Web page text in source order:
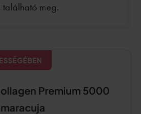
található meg.
Premium 5000